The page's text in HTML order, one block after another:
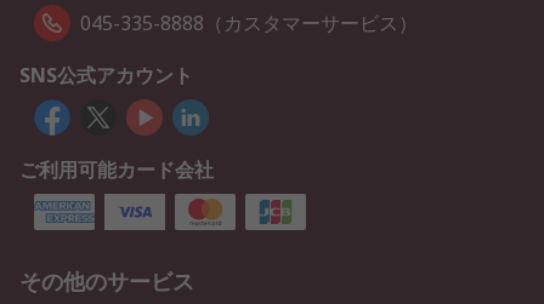
045-335-8888（カスタマーサービス）
SNS公式アカウント
ご利用可能カード会社
その他のサービス